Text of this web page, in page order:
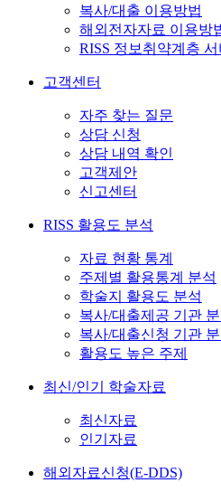
복사/대출 이용방법
해외전자자료 이용방
RISS 정보취약계층
고객센터
자주 찾는 질문
상담 신청
상담 내역 확인
고객제안
신고센터
RISS 활용도 분석
자료 현황 통계
주제별 활용통계 분석
학술지 활용도 분석
복사/대출제공 기관
복사/대출신청 기관
활용도 높은 주제
최신/인기 학술자료
최신자료
인기자료
해외자료신청(E-DDS)